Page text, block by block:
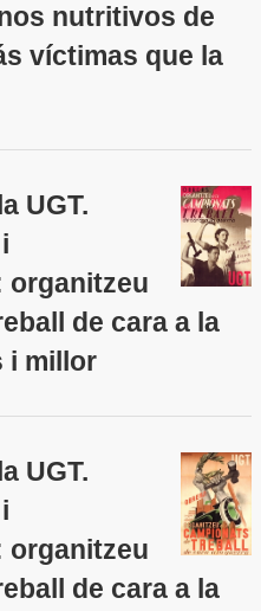
nutritivos de
víctimas que la
UGT.
organitzeu
de cara a la
i millor
UGT.
organitzeu
de cara a la